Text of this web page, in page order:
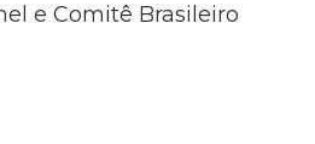
e Comitê Brasileiro